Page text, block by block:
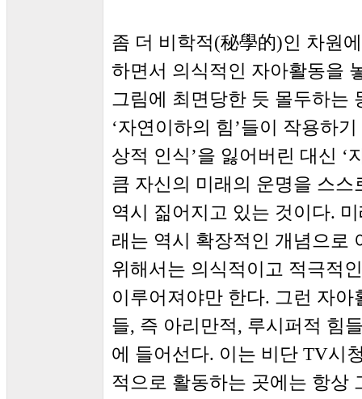
좀 더 비학적(秘學的)인 차원
하면서 의식적인 자아활동을
그림에 최면당한 듯 몰두하는
‘자연이하의 힘’들이 작용하
상적 인식’을 잃어버린 대신 ‘
큼 자신의 미래의 운명을 스
역시 짊어지고 있는 것이다.
래는 역시 확장적인 개념으로
위해서는 의식적이고 적극적
이루어져야만 한다. 그런 자
들, 즉 아리만적, 루시퍼적 힘
에 들어선다. 이는 비단 TV시
적으로 활동하는 곳에는 항상